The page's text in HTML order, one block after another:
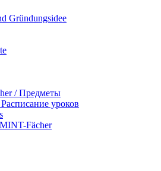
Gründungsidee
/ Предметы
уроков
Fächer